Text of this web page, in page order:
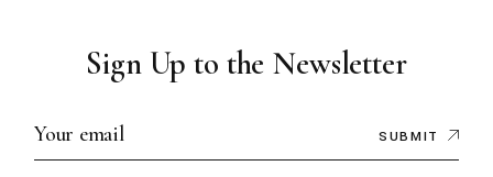
Sign Up to the Newsletter
SUBMIT